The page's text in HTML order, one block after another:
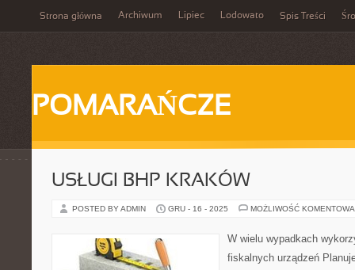
Strona główna Archiwum Lipiec Lodowato Spis Treści
POMARAŃCZE
USŁUGI BHP KRAKÓW
POSTED BY ADMIN GRU - 16 - 2025 MOŻLIWOŚĆ
W wielu wypadkach
fiskalnych urządzeń